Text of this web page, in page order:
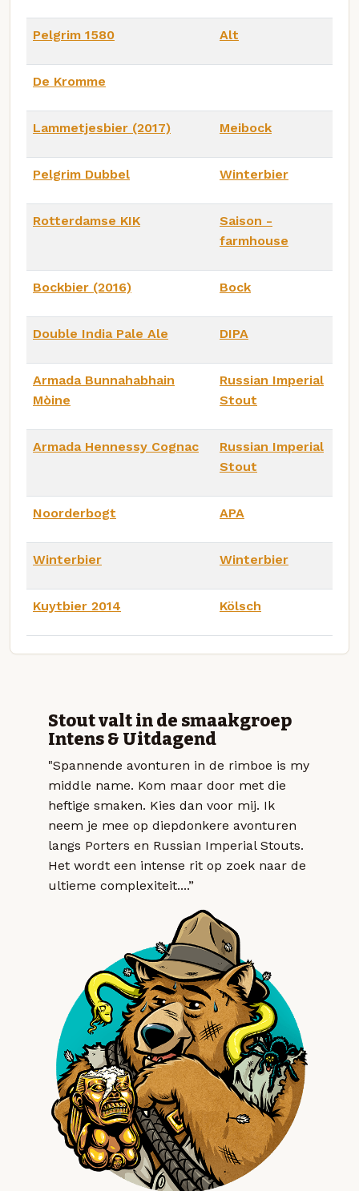
Pelgrim 1580 Alt
De Kromme
Lammetjesbier (2017) Meibock
Pelgrim Dubbel Winterbier
Rotterdamse KIK
Saison -
farmhouse
Bockbier (2016) Bock
Double India Pale Ale DIPA
Armada Bunnahabhain
Mòine
Russian Imperial
Stout
Armada Hennessy Cognac
Russian Imperial
Stout
Noorderbogt APA
Winterbier Winterbier
Kuytbier 2014 Kölsch
Stout valt in de smaakgroep
Intens & Uitdagend
"Spannende avonturen in de rimboe is my
middle name. Kom maar door met die
heftige smaken. Kies dan voor mij. Ik
neem je mee op diepdonkere avonturen
langs Porters en Russian Imperial Stouts.
Het wordt een intense rit op zoek naar de
ultieme complexiteit....”